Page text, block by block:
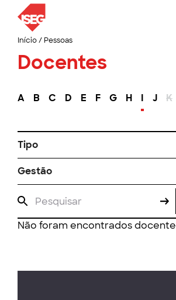
Início/ Pessoas
Docentes
A B C D E F G H I J K
Tipo
Gestão
Não foram encontrados